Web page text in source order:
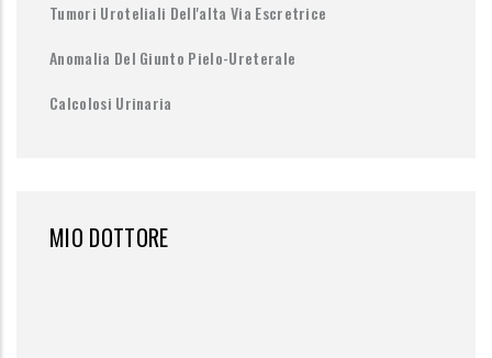
Tumori Uroteliali Dell'alta Via Escretrice
Anomalia Del Giunto Pielo-Ureterale
Calcolosi Urinaria
MIO DOTTORE